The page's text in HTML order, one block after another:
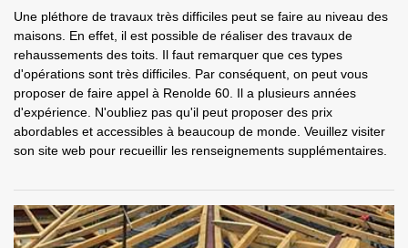
Une pléthore de travaux très difficiles peut se faire au niveau des
maisons. En effet, il est possible de réaliser des travaux de
rehaussements des toits. Il faut remarquer que ces types
d'opérations sont très difficiles. Par conséquent, on peut vous
proposer de faire appel à Renolde 60. Il a plusieurs années
d'expérience. N'oubliez pas qu'il peut proposer des prix
abordables et accessibles à beaucoup de monde. Veuillez visiter
son site web pour recueillir les renseignements supplémentaires.